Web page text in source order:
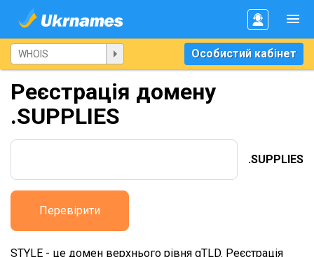
Особистий кабінет
Реєстрація домену
.SUPPLIES
.SUPPLIES
Перевірити
STYLE - це домен верхнього рівня gTLD. Реєстрація